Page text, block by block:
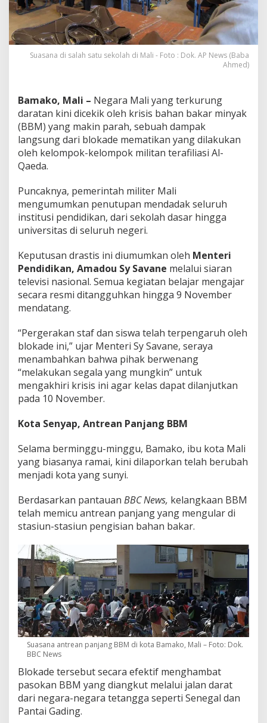
k
T
u
t
u
t
a
l
Suasana di salah satu sekolah di Mali - Foto : Dok. AP News (Baba
Ahmed)
Bamako, Mali – Negara Mali yang terkurung
daratan kini dicekik oleh krisis bahan bakar minyak
(BBM) yang makin parah, sebuah dampak
langsung dari blokade mematikan yang dilakukan
oleh kelompok-kelompok militan terafiliasi Al-
Qaeda.
Puncaknya, pemerintah militer Mali
mengumumkan penutupan mendadak seluruh
institusi pendidikan, dari sekolah dasar hingga
universitas di seluruh negeri.
Keputusan drastis ini diumumkan oleh Menteri
Pendidikan, Amadou Sy Savane melalui siaran
televisi nasional. Semua kegiatan belajar mengajar
secara resmi ditangguhkan hingga 9 November
mendatang.
“Pergerakan staf dan siswa telah terpengaruh oleh
blokade ini,” ujar Menteri Sy Savane, seraya
menambahkan bahwa pihak berwenang
“melakukan segala yang mungkin” untuk
mengakhiri krisis ini agar kelas dapat dilanjutkan
pada 10 November.
Kota Senyap, Antrean Panjang BBM
Selama berminggu-minggu, Bamako, ibu kota Mali
yang biasanya ramai, kini dilaporkan telah berubah
menjadi kota yang sunyi.
Berdasarkan pantauan BBC News, kelangkaan BBM
telah memicu antrean panjang yang mengular di
stasiun-stasiun pengisian bahan bakar.
Suasana antrean panjang BBM di kota Bamako, Mali – Foto: Dok.
BBC News
Blokade tersebut secara efektif menghambat
pasokan BBM yang diangkut melalui jalan darat
dari negara-negara tetangga seperti Senegal dan
Pantai Gading.